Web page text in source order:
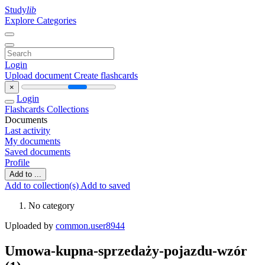
Studylib
Explore Categories
Login
Upload document Create flashcards
×
Login
Flashcards Collections
Documents
Last activity
My documents
Saved documents
Profile
Add to ...
Add to collection(s) Add to saved
No category
Uploaded by common.user8944
Umowa-kupna-sprzedaży-pojazdu-wzór